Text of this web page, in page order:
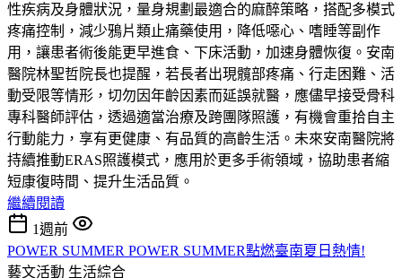
性疾病及身體狀況，量身規劃最適合的麻醉策略，搭配多模式
疼痛控制，減少鴉片類止痛藥使用，降低噁心、嗜睡等副作
用，讓患者術後能更早進食、下床活動，加速身體恢復。安南
醫院林聖哲院長也提醒，若長者出現髖部疼痛、行走困難、活
動受限等情形，切勿因年齡因素而延誤就醫，應儘早接受骨科
專科醫師評估，透過適當治療及跨團隊照護，有機會重拾自主
行動能力，享有更健康、有品質的高齡生活。未來安南醫院將
持續推動ERAS照護模式，應用於更多手術領域，協助患者縮
短康復時間、提升生活品質。
繼續閱讀
1週前
POWER SUMMER POWER SUMMER點燃臺南夏日熱情!
藝文活動 生活綜合